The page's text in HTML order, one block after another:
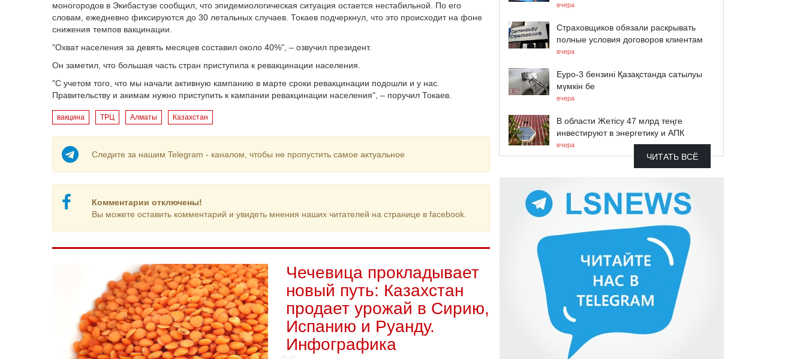
моногородов в Экибастузе сообщил, что эпидемиологическая ситуация остается нестабильной. По его
словам, ежедневно фиксируются до 30 летальных случаев. Токаев подчеркнул, что это происходит на фоне
снижения темпов вакцинации.
"Охват населения за девять месяцев составил около 40%", – озвучил президент.
Он заметил, что большая часть стран приступила к ревакцинации населения.
"С учетом того, что мы начали активную кампанию в марте сроки ревакцинации подошли и у нас.
Правительству и акимам нужно приступить к кампании ревакцинации населения", – поручил Токаев.
вакцина ТРЦ Алматы Казахстан
Следите за нашим Telegram - каналом, чтобы не пропустить самое актуальное
Комментарии отключены!
Вы можете оставить комментарий и увидеть мнения наших читателей на странице в facebook.
Чечевица прокладывает
новый путь: Казахстан
продает урожай в Сирию,
Испанию и Руанду.
Инфографика
вчера
Страховщиков обязали раскрывать
полные условия договоров клиентам
вчера
Еуро-3 бензині Қазақстанда сатылуы
мүмкін бе
вчера
В области Жетісу 47 млрд теңге
инвестируют в энергетику и АПК
вчера
ЧИТАТЬ ВСЁ